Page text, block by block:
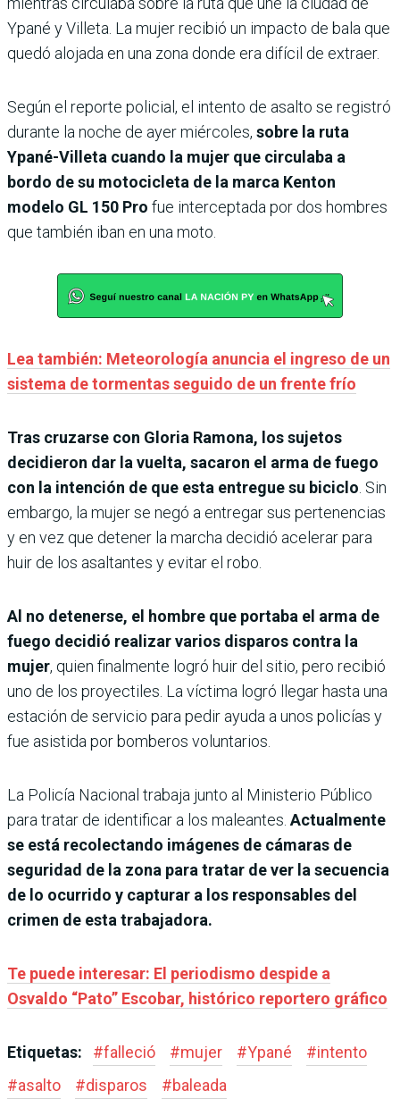
Ypané y Villeta. La mujer recibió un impacto de bala que
quedó alojada en una zona donde era difícil de extraer.
Según el reporte policial, el intento de asalto se registró
durante la noche de ayer miércoles, sobre la ruta
Ypané-Villeta cuando la mujer que circulaba a
bordo de su motocicleta de la marca Kenton
modelo GL 150 Pro fue interceptada por dos hombres
que también iban en una moto.
Lea también: Meteorología anuncia el ingreso de un
sistema de tormentas seguido de un frente frío
Tras cruzarse con Gloria Ramona, los sujetos
decidieron dar la vuelta, sacaron el arma de fuego
con la intención de que esta entregue su biciclo . Sin
embargo, la mujer se negó a entregar sus pertenencias
y en vez que detener la marcha decidió acelerar para
huir de los asaltantes y evitar el robo.
Al no detenerse, el hombre que portaba el arma de
fuego decidió realizar varios disparos contra la
mujer, quien finalmente logró huir del sitio, pero recibió
uno de los proyectiles. La víctima logró llegar hasta una
estación de servicio para pedir ayuda a unos policías y
fue asistida por bomberos voluntarios.
La Policía Nacional trabaja junto al Ministerio Público
para tratar de identificar a los maleantes. Actualmente
se está recolectando imágenes de cámaras de
seguridad de la zona para tratar de ver la secuencia
de lo ocurrido y capturar a los responsables del
crimen de esta trabajadora.
Te puede interesar: El periodismo despide a
Osvaldo “Pato” Escobar, histórico reportero gráfico
Etiquetas: #falleció #mujer #Ypané #intento
#asalto #disparos #baleada